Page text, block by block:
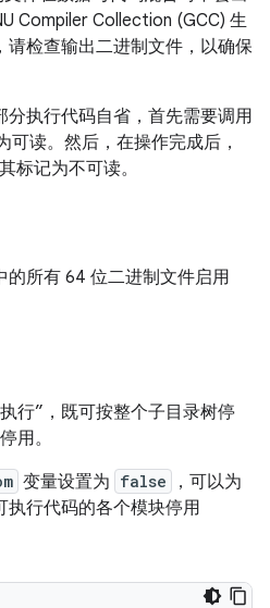
Compiler Collection (GCC) 生
请检查输出二进制文件，以确保
执行代码自省，首先需要调用
可读。然后，在操作完成后，
标记为不可读。
所有 64 位二进制文件启用
行”，既可按整个子目录树停
用。
变量设置为 false
，可以为
执行代码的各个模块停用